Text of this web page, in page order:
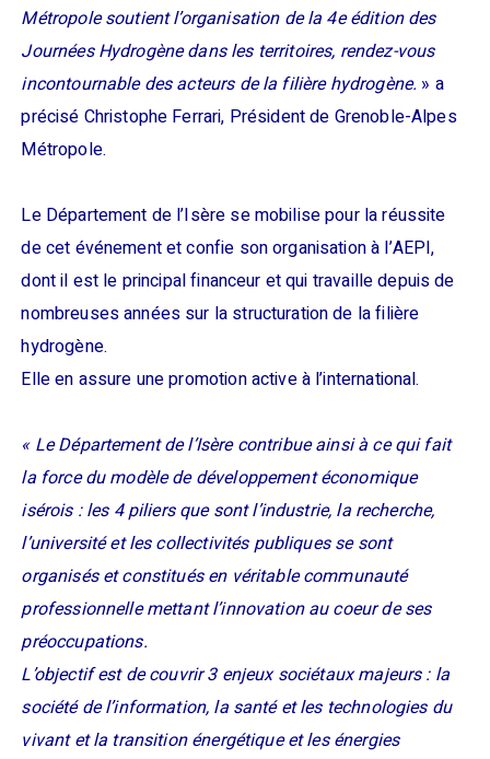
Métropole soutient l’organisation de la 4e édition des
Journées Hydrogène dans les territoires, rendez-vous
incontournable des acteurs de la filière hydrogène. » a
précisé Christophe Ferrari, Président de Grenoble-Alpes
Métropole.
Le Département de l’Isère se mobilise pour la réussite
de cet événement et confie son organisation à l’AEPI,
dont il est le principal financeur et qui travaille depuis de
nombreuses années sur la structuration de la filière
hydrogène.
Elle en assure une promotion active à l’international.
« Le Département de l’Isère contribue ainsi à ce qui fait
la force du modèle de développement économique
isérois : les 4 piliers que sont l’industrie, la recherche,
l’université et les collectivités publiques se sont
organisés et constitués en véritable communauté
professionnelle mettant l’innovation au coeur de ses
préoccupations.
L’objectif est de couvrir 3 enjeux sociétaux majeurs : la
société de l’information, la santé et les technologies du
vivant et la transition énergétique et les énergies